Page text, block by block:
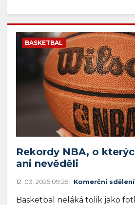
BASKETBAL
Rekordy NBA, o
ani nevěděli
12. 03. 2025 09:25 Komerční sdělení
Basketbal neláká tolik jako